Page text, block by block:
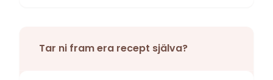
Tar ni fram era recept själva?